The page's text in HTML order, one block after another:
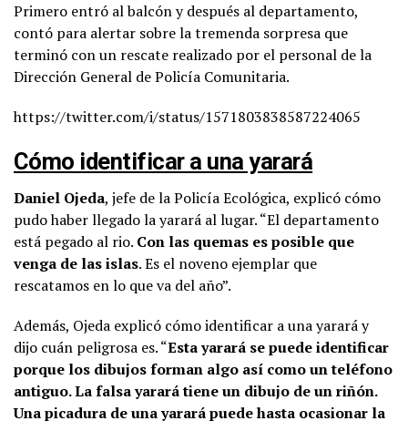
Primero entró al balcón y después al departamento,
contó para alertar sobre la tremenda sorpresa que
terminó con un rescate realizado por el personal de la
Dirección General de Policía Comunitaria.
https://twitter.com/i/status/1571803838587224065
Cómo identificar a una yarará
Daniel Ojeda, jefe de la Policía Ecológica, explicó cómo
pudo haber llegado la yarará al lugar. “El departamento
está pegado al rio. Con las quemas es posible que
venga de las islas. Es el noveno ejemplar que
rescatamos en lo que va del año”.
Además, Ojeda explicó cómo identificar a una yarará y
dijo cuán peligrosa es. “Esta yarará se puede identificar
porque los dibujos forman algo así como un teléfono
antiguo. La falsa yarará tiene un dibujo de un riñón.
Una picadura de una yarará puede hasta ocasionar la